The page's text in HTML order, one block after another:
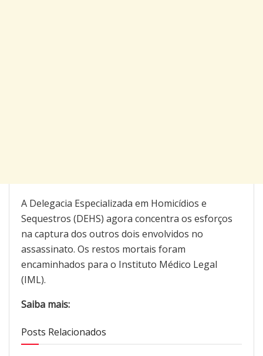
A Delegacia Especializada em Homicídios e
Sequestros (DEHS) agora concentra os esforços
na captura dos outros dois envolvidos no
assassinato. Os restos mortais foram
encaminhados para o Instituto Médico Legal
(IML).
Saiba mais:
Posts Relacionados